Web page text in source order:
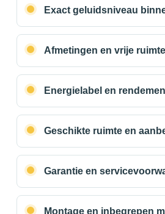
Exact geluidsniveau
Afmetingen en vrije
Energielabel en
Geschikte ruimte en
Garantie en
Montage en inbegrepen